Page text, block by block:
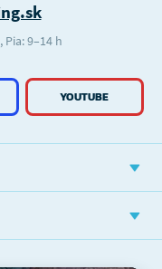
YOUTUBE
Pia: 9–14 h